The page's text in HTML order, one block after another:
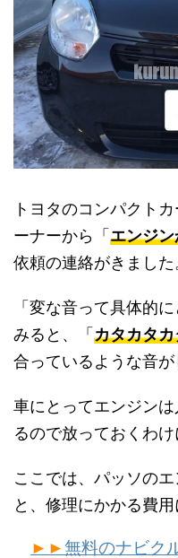
トヨタのコンパクト
ーナーから「 エンジ
依頼の連絡がきました
「変な音って具体的
みると、「 カタカタ
合っているような音が
車にとってエンジン
るので放っておくわけ
ここでは、パッソの
と、修理にかかる費用
►►無料のナビク